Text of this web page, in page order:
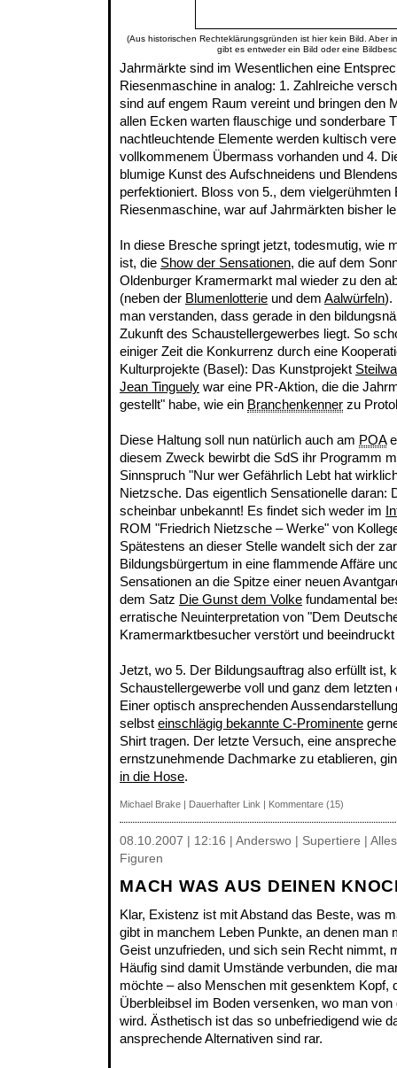
(Aus historischen Rechteklärungsgründen ist hier kein Bild. Aber
gibt es entweder ein Bild oder eine
Jahrmärkte sind im Wesentlichen eine
Riesenmaschine in analog: 1. Zahlreiche
sind auf engem Raum vereint und bringen den
allen Ecken warten flauschige und sonderbare
nachtleuchtende Elemente werden kultisch
vollkommenem Übermass vorhanden und 4.
blumige Kunst des Aufschneidens und
perfektioniert. Bloss von 5., dem vielgerühmten
Riesenmaschine, war auf Jahrmärkten bisher
In diese Bresche springt jetzt, todesmutig, wie
ist, die Show der Sensationen, die auf dem
Oldenburger Kramermarkt mal wieder zu den
(neben der Blumenlotterie und dem Aalwürfeln).
man verstanden, dass gerade in den
Zukunft des Schaustellergewerbes liegt. So
einiger Zeit die Konkurrenz durch eine
Kulturprojekte (Basel): Das Kunstprojekt
Jean Tinguely war eine PR-Aktion, die die
gestellt" habe, wie ein Branchenkenner zu
Diese Haltung soll nun natürlich auch am POA
diesem Zweck bewirbt die SdS ihr Programm
Sinnspruch "Nur wer Gefährlich Lebt hat
Nietzsche. Das eigentlich Sensationelle daran:
scheinbar unbekannt! Es findet sich weder im
ROM "Friedrich Nietzsche – Werke" von
Spätestens an dieser Stelle wandelt sich der
Bildungsbürgertum in eine flammende Affäre
Sensationen an die Spitze einer neuen
dem Satz Die Gunst dem Volke fundamental
erratische Neuinterpretation von "Dem
Kramermarktbesucher verstört und
Jetzt, wo 5. Der Bildungsauftrag also erfüllt ist,
Schaustellergewerbe voll und ganz dem
Einer optisch ansprechenden
selbst einschlägig bekannte C-Prominente
Shirt tragen. Der letzte Versuch, eine
ernstzunehmende Dachmarke zu etablieren,
in die Hose.
Michael Brake | Dauerhafter Link | Kommentare (15)
08.10.2007 | 12:16 | Anderswo | Supertiere |
Figuren
MACH WAS AUS DEINEN
Klar, Existenz ist mit Abstand das Beste, was
gibt in manchem Leben Punkte, an denen man
Geist unzufrieden, und sich sein Recht nimmt,
Häufig sind damit Umstände verbunden, die
möchte – also Menschen mit gesenktem Kopf,
Überbleibsel im Boden versenken, wo man
wird. Ästhetisch ist das so unbefriedigend wie
ansprechende Alternativen sind rar.